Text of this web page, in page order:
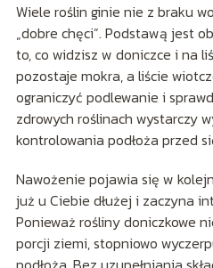
Wiele roślin ginie nie z braku
„dobre chęci”. Podstawą jest
to, co widzisz w doniczce i na
pozostaje mokra, a liście
ograniczyć podlewanie i
zdrowych roślinach wystarczy
kontrolowania podłoża przed
Nawożenie pojawia się w
już u Ciebie dłużej i zaczyna
Ponieważ rośliny doniczkowe
porcji ziemi, stopniowo